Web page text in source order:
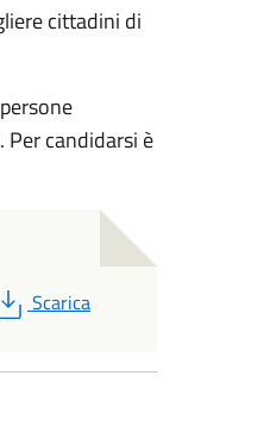
cittadini di
Per candidarsi è
PDF
Scarica